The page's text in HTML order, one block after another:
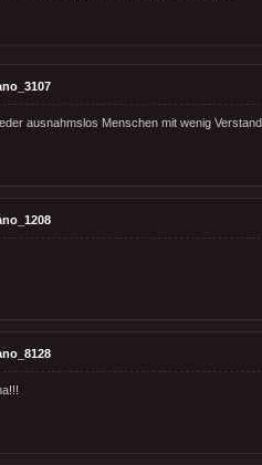
ausnahmslos Menschen mit wenig